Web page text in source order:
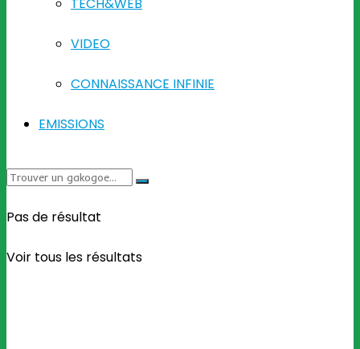
VIDEO
CONNAISSANCE INFINIE
EMISSIONS
Pas de résultat
Voir tous les résultats